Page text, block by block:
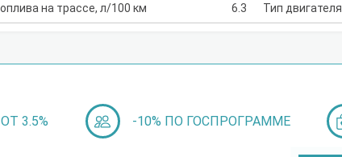
на трассе, л/100 км 6.3 Тип двигателя
3.5% -10% ПО ГОСПРОГРАММЕ